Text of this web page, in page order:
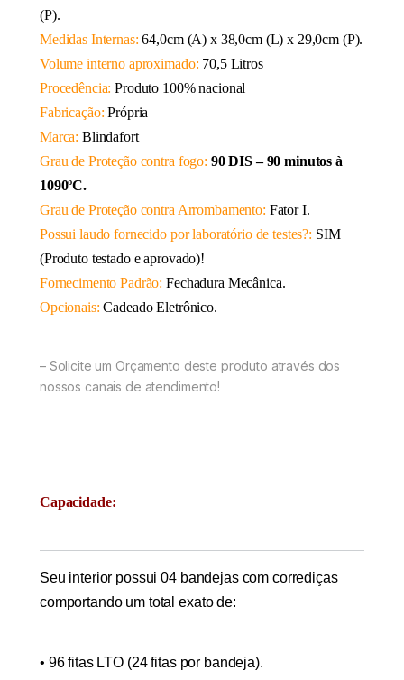
(P).
Medidas Internas:64,0cm (A) x 38,0cm (L) x 29,0cm (P).
Volume interno aproximado: 70,5 Litros
Procedência:Produto 100% nacional
Fabricação:Própria
Marca:Blindafort
Grau de Proteção contra fogo: 90 DIS – 90 minutos à
1090ºC.
Grau de Proteção contra Arrombamento: Fator I.
Possui laudo fornecido por laboratório de testes?: SIM
(Produto testado e aprovado)!
Fornecimento Padrão:Fechadura Mecânica.
Opcionais:Cadeado Eletrônico.
– Solicite um Orçamento deste produto através dos
nossos canais de atendimento!
Capacidade:
Seu interior possui 04 bandejas com corrediças
comportando um total exato de:
• 96 fitas LTO (24 fitas por bandeja).